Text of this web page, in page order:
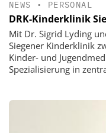
NEWS • PERSONAL
DRK-Kinderklinik
Mit Dr. Sigrid Lyding
Siegener Kinderklinik
Kinder- und
Spezialisierung in